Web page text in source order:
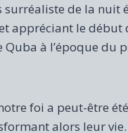
de la nuit
appréciant le
Quba à l’époque
foi a peut-être
alors leur